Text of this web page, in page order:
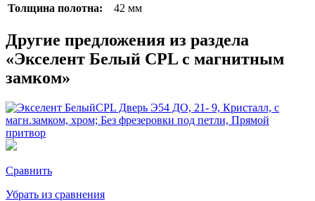
Толщина полотна:
42 мм
Другие предложения из раздела
«Экселент Белый CPL с магнитным
замком»
Сравнить
Убрать из сравнения